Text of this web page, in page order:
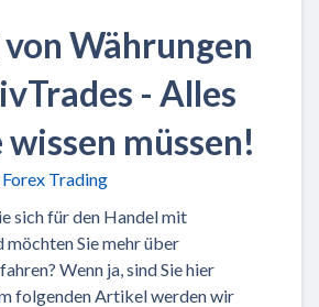
Währungen
- Alles
wissen müssen!
sich für den Handel mit
möchten Sie mehr über
Wenn ja, sind Sie hier
folgenden Artikel werden wir